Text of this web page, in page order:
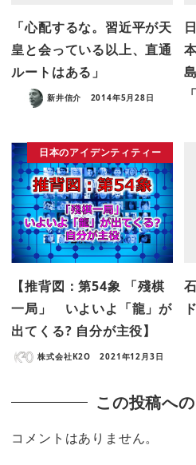
「心配するな。習近平が天
皇と会っている以上、直通
ルートはある」
新井信介 2014年5月28日
日本のアイデンティティー
【推背図：第54象 「殘棋
一局」 いよいよ「龍」が
出てくる? 自分が主役】
株式会社K2O 2021年12月3日
この投稿へ
コメントはありません。